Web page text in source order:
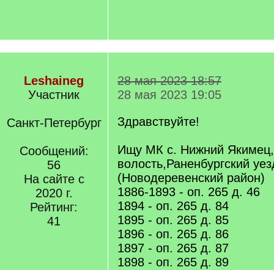
Leshaineg
Участник
Санкт-Петербург
Сообщений:
56
На сайте с
2020 г.
Рейтинг:
41
28 мая 2023 18:57
28 мая 2023 19:05
Здравствуйте!
Ищу МК с. Нижний
волость,Раненбургский
(Новодеревенский район)
1886-1893 - оп. 265 д. 46
1894 - оп. 265 д. 84
1895 - оп. 265 д. 85
1896 - оп. 265 д. 86
1897 - оп. 265 д. 87
1898 - оп. 265 д. 89